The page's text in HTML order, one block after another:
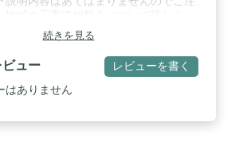
の 【 ヘルプ 】 をご確認下さい。 / 【
さい 】 ご注文後、ご自宅の状況や希
伺う 【 ヒアリングシート 】 をメール
たしますので、ご確認の上必ずご返信
します。 / 【 正規品 】 商品ページの
続きを見る
ュー レビューを書く
はありません